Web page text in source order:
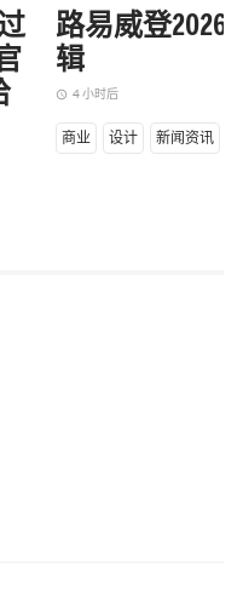
路易威登2026
辑
access_time 4 小时后
商业 设计 新闻资讯